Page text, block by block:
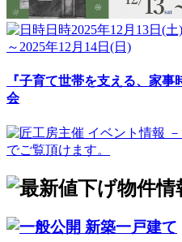
日時2025年12月13日(土)
～2025年12月14日(日)
『子育て世帯を支える、家
会
新築一戸建て